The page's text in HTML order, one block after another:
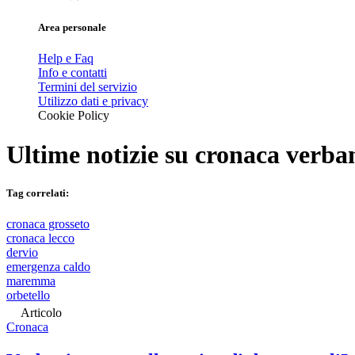
Area personale
Help e Faq
Info e contatti
Termini del servizio
Utilizzo dati e privacy
Cookie Policy
Ultime notizie su cronaca
Tag correlati:
cronaca grosseto
cronaca lecco
dervio
emergenza caldo
maremma
orbetello
Articolo
Cronaca